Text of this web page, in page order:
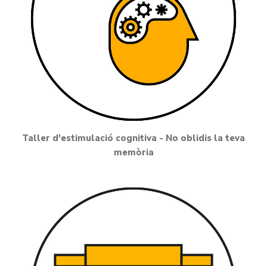
Taller d'estimulació cognitiva - No oblidis la teva
memòria